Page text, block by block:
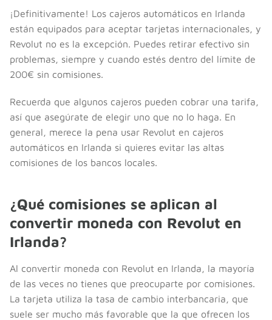
¡Definitivamente! Los cajeros automáticos en Irlanda
están equipados para aceptar tarjetas internacionales, y
Revolut no es la excepción. Puedes retirar efectivo sin
problemas, siempre y cuando estés dentro del límite de
200€ sin comisiones.
Recuerda que algunos cajeros pueden cobrar una tarifa,
así que asegúrate de elegir uno que no lo haga. En
general, merece la pena usar Revolut en cajeros
automáticos en Irlanda si quieres evitar las altas
comisiones de los bancos locales.
¿Qué comisiones se aplican al
convertir moneda con Revolut en
Irlanda?
Al convertir moneda con Revolut en Irlanda, la mayoría
de las veces no tienes que preocuparte por comisiones.
La tarjeta utiliza la tasa de cambio interbancaria, que
suele ser mucho más favorable que la que ofrecen los